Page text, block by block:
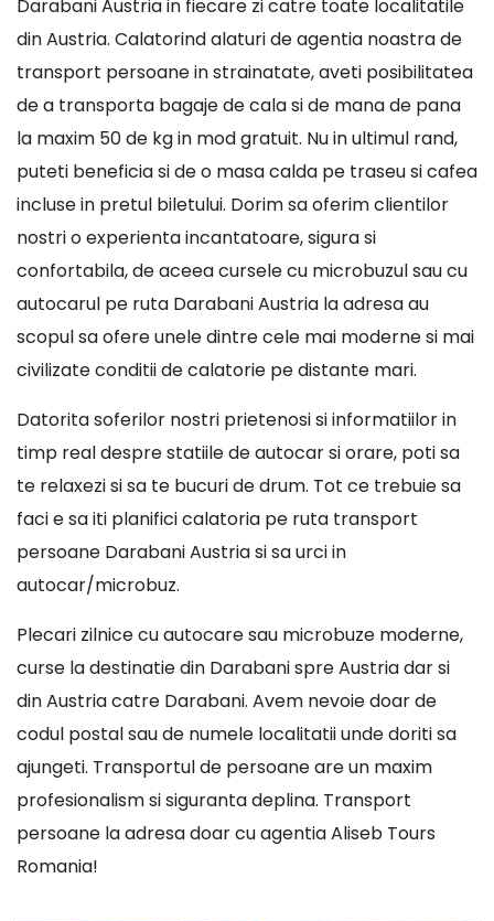
Darabani Austria in fiecare zi catre toate localitatile
din Austria. Calatorind alaturi de agentia noastra de
transport persoane in strainatate, aveti posibilitatea
de a transporta bagaje de cala si de mana de pana
la maxim 50 de kg in mod gratuit. Nu in ultimul rand,
puteti beneficia si de o masa calda pe traseu si cafea
incluse in pretul biletului. Dorim sa oferim clientilor
nostri o experienta incantatoare, sigura si
confortabila, de aceea cursele cu microbuzul sau cu
autocarul pe ruta Darabani Austria la adresa au
scopul sa ofere unele dintre cele mai moderne si mai
civilizate conditii de calatorie pe distante mari.
Datorita soferilor nostri prietenosi si informatiilor in
timp real despre statiile de autocar si orare, poti sa
te relaxezi si sa te bucuri de drum. Tot ce trebuie sa
faci e sa iti planifici calatoria pe ruta transport
persoane Darabani Austria si sa urci in
autocar/microbuz.
Plecari zilnice cu autocare sau microbuze moderne,
curse la destinatie din Darabani spre Austria dar si
din Austria catre Darabani. Avem nevoie doar de
codul postal sau de numele localitatii unde doriti sa
ajungeti. Transportul de persoane are un maxim
profesionalism si siguranta deplina. Transport
persoane la adresa doar cu agentia Aliseb Tours
Romania!